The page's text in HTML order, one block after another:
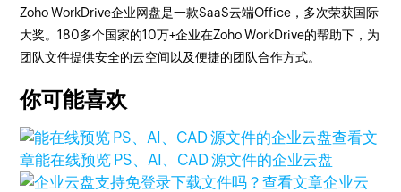
Zoho WorkDrive企业网盘是一款SaaS云端Office，多次荣获国际
大奖。180多个国家的10万+企业在Zoho WorkDrive的帮助下，为
团队文件提供安全的云空间以及便捷的团队合作方式。
你可能喜欢
查看文
章能在线预览 PS、AI、CAD 源文件的企业云盘
查看文章企业云